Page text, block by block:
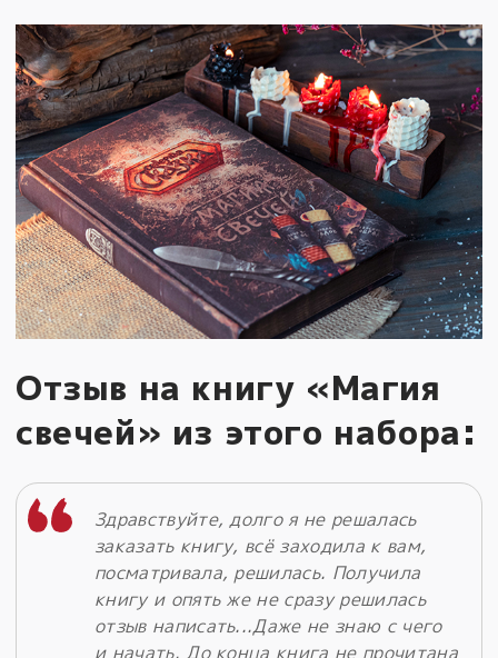
Отзыв на книгу «Магия
свечей» из этого набора:
Здравствуйте, долго я не решалась
заказать книгу, всё заходила к вам,
посматривала, решилась. Получила
книгу и опять же не сразу решилась
отзыв написать...Даже не знаю с чего
и начать. До конца книга не прочитана